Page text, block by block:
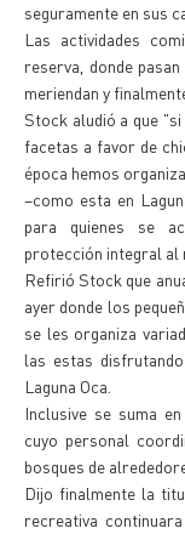
seguramente en sus
Las actividades
reserva, donde
meriendan y
Stock aludió a que
facetas a favor de
época hemos
–como esta en
para quienes se
protección integral al
Refirió Stock que
ayer donde los
se les organiza
las estas
Laguna Oca.
Inclusive se suma
cuyo personal
bosques de
Dijo finalmente la
recreativa